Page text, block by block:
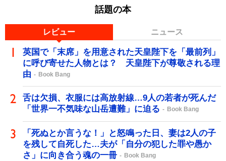
話題の本
レビュー ニュース
英国で「末席」を用意された天皇陛下を「最前列」
に呼び寄せた人物とは？ 天皇陛下が尊敬される理
由
Book Bang
舌は欠損、衣服には高放射線…9人の若者が死んだ
「世界一不気味な山岳遭難」に迫る
Book Bang
「死ぬとか言うな！」と怒鳴った日、妻は2人の子
を残して自死した…夫が「自分の犯した罪や愚か
さ」に向き合う魂の一冊
Book Bang